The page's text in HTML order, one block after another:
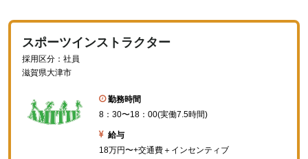
スポーツインストラクター
採用区分：社員
滋賀県大津市
勤務時間
8：30〜18：00(実働7.5時間)
給与
18万円〜+交通費＋インセンティブ